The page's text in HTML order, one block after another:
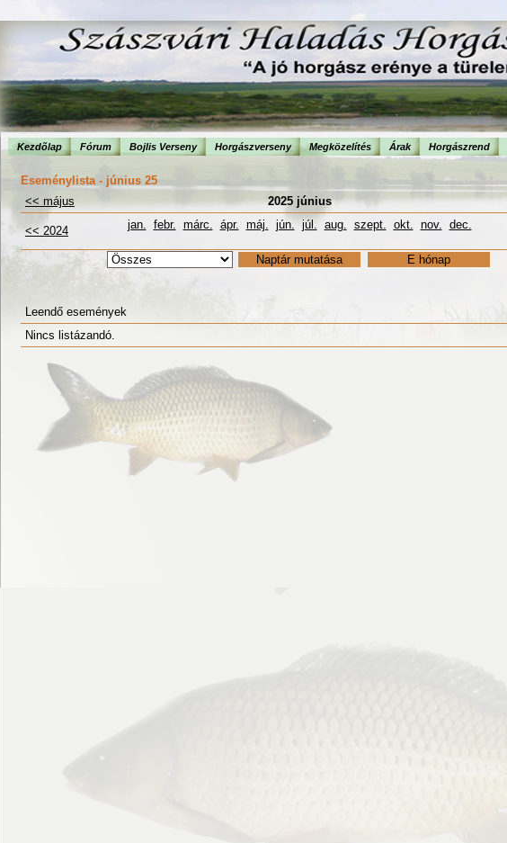
Kezdõlap Fórum Bojlis Verseny Horgászverseny Megközelítés Árak Horgászrend
Eseménylista - június 25
<< május
2025 június
<< 2024 jan. febr. márc. ápr. máj. jún. júl. aug. szept. okt. nov. dec.
Leendő események
Nincs listázandó.